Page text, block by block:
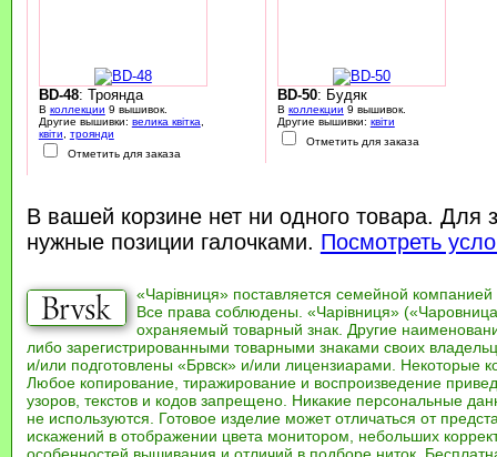
BD-48: Троянда
В коллекции 9 вышивок.
Другие вышивки: велика квітка
квіти
троянди
Отметить для заказа
BD-50: Будяк
В коллекции 9 вышивок.
Другие вышивки: квіти
Отметить для заказа
В вашей корзине нет ни одного товара. Для
нужные позиции галочками. Посмотреть
«Чарівниця» поставляется семейной компанией
Все права соблюдены. «Чарівниця»
охраняемый товарный знак. Другие
либо зарегистрированными товарными знаками своих
и/или подготовлены «Брвск» и/или лицензиарами. Некоторые
Любое копирование, тиражирование и воспроизведение
узоров, текстов и кодов запрещено. Никакие персональные
не используются. Готовое изделие может отличаться от
искажений в отображении цвета монитором, небольших